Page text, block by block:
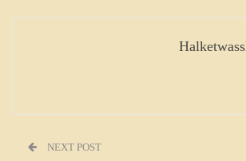
NEXT POST